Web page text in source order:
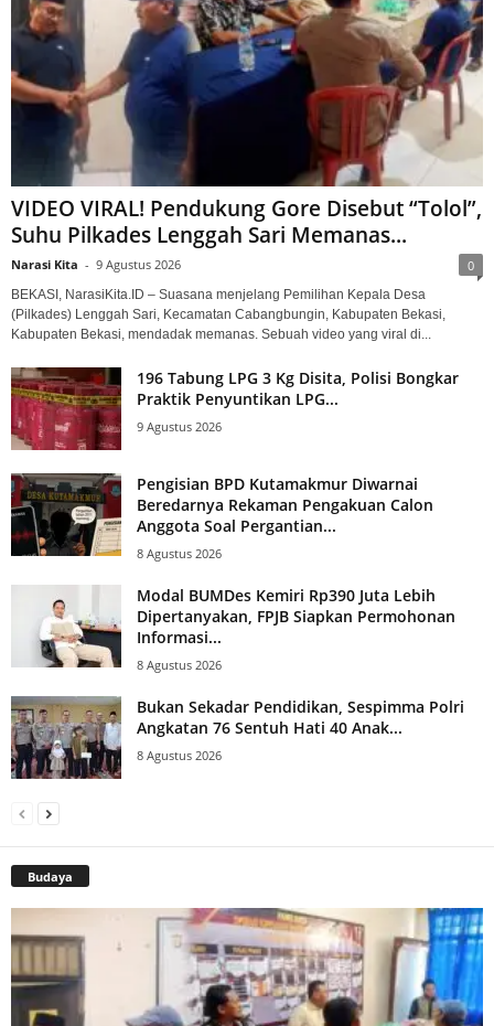
VIDEO VIRAL! Pendukung Gore Disebut “Tolol”,
Suhu Pilkades Lenggah Sari Memanas...
Narasi Kita - 9 Agustus 2026 0
BEKASI, NarasiKita.ID – Suasana menjelang Pemilihan Kepala Desa
(Pilkades) Lenggah Sari, Kecamatan Cabangbungin, Kabupaten Bekasi,
Kabupaten Bekasi, mendadak memanas. Sebuah video yang viral di...
196 Tabung LPG 3 Kg Disita, Polisi Bongkar
Praktik Penyuntikan LPG...
9 Agustus 2026
Pengisian BPD Kutamakmur Diwarnai
Beredarnya Rekaman Pengakuan Calon
Anggota Soal Pergantian...
8 Agustus 2026
Modal BUMDes Kemiri Rp390 Juta Lebih
Dipertanyakan, FPJB Siapkan Permohonan
Informasi...
8 Agustus 2026
Bukan Sekadar Pendidikan, Sespimma Polri
Angkatan 76 Sentuh Hati 40 Anak...
8 Agustus 2026
Budaya